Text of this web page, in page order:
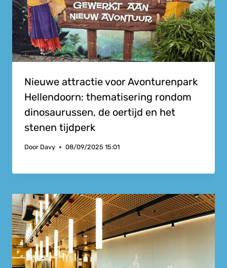
Nieuwe attractie voor Avonturenpark
Hellendoorn: thematisering rondom
dinosaurussen, de oertijd en het
stenen tijdperk
Door Davy 08/09/2025 15:01